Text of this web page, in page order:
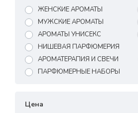
ЖЕНСКИЕ АРОМАТЫ
МУЖСКИЕ АРОМАТЫ
АРОМАТЫ УНИСЕКС
НИШЕВАЯ ПАРФЮМЕРИЯ
АРОМАТЕРАПИЯ И СВЕЧИ
ПАРФЮМЕРНЫЕ НАБОРЫ
Цена